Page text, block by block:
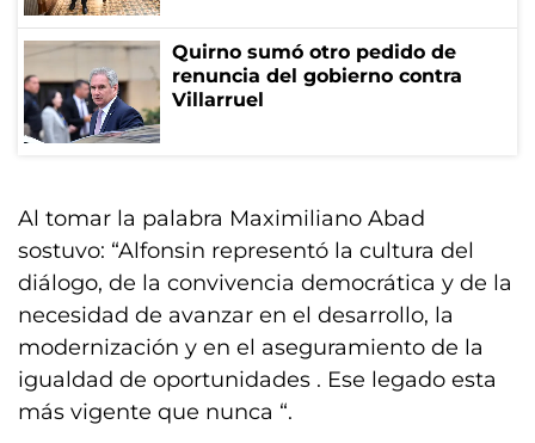
Quirno sumó otro pedido de
renuncia del gobierno contra
Villarruel
Al tomar la palabra Maximiliano Abad
sostuvo: “Alfonsin representó la cultura del
diálogo, de la convivencia democrática y de la
necesidad de avanzar en el desarrollo, la
modernización y en el aseguramiento de la
igualdad de oportunidades . Ese legado esta
más vigente que nunca “.